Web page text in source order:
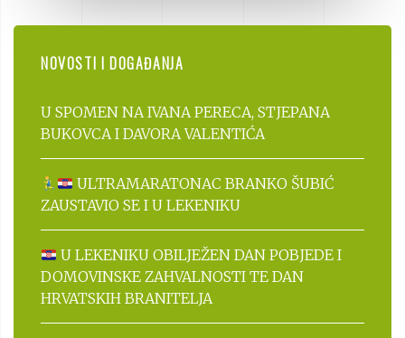
NOVOSTI I DOGAĐANJA
U SPOMEN NA IVANA PERECA, STJEPANA
BUKOVCA I DAVORA VALENTIĆA
ULTRAMARATONAC BRANKO ŠUBIĆ
ZAUSTAVIO SE I U LEKENIKU
U LEKENIKU OBILJEŽEN DAN POBJEDE I
DOMOVINSKE ZAHVALNOSTI TE DAN
HRVATSKIH BRANITELJA